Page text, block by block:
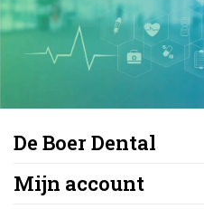
De Boer Dental
Mijn account